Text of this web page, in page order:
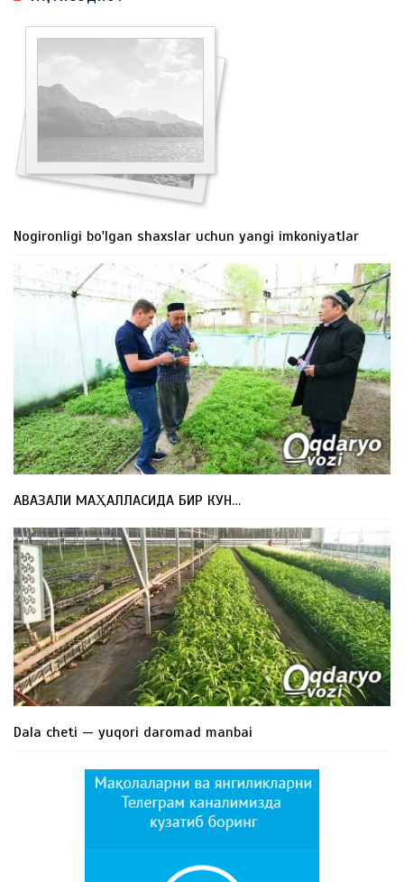
Nogironligi bo'lgan shaxslar uchun yangi imkoniyatlar
АВАЗАЛИ МАҲАЛЛАСИДА БИР КУН…
Dala cheti — yuqori daromad manbai